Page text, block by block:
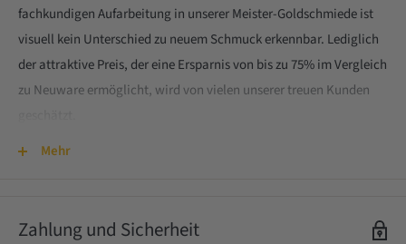
fachkundigen Aufarbeitung in unserer Meister-Goldschmiede ist
visuell kein Unterschied zu neuem Schmuck erkennbar. Lediglich
der attraktive Preis, der eine Ersparnis von bis zu 75% im Vergleich
zu Neuware ermöglicht, wird von vielen unserer treuen Kunden
Auch erstklassige Markenuhren werden nach einer gründlichen
Uhr. Unser Name bürgt für Qualitätsstandards, Feingehalte,
Mehr
Zahlung und Sicherheit